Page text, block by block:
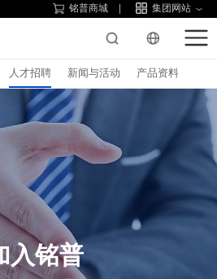
铭普商城 集团网站
人才招聘 新闻与活动 产品资料
入铭普